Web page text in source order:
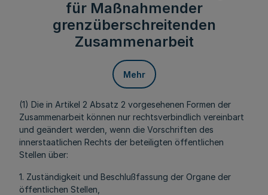
für Maßnahmender
grenzüberschreitenden
Zusammenarbeit
Mehr
(1) Die in Artikel 2 Absatz 2 vorgesehenen Formen der
Zusammenarbeit können nur rechtsverbindlich vereinbart
und geändert werden, wenn die Vorschriften des
innerstaatlichen Rechts der beteiligten öffentlichen
Stellen über:
1. Zuständigkeit und Beschlußfassung der Organe der
öffentlichen Stellen,